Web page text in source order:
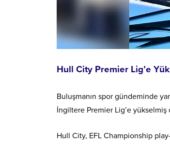
Hull City Premier Lig’e
Buluşmanın spor gündeminde
İngiltere Premier Lig’e yükselmiş
Hull City, EFL Championship